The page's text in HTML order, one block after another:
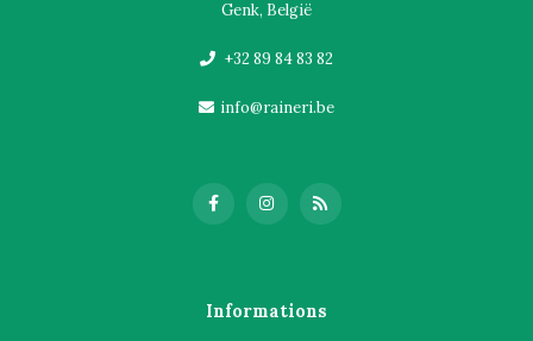
Genk, België
+32 89 84 83 82
info@raineri.be
Informations